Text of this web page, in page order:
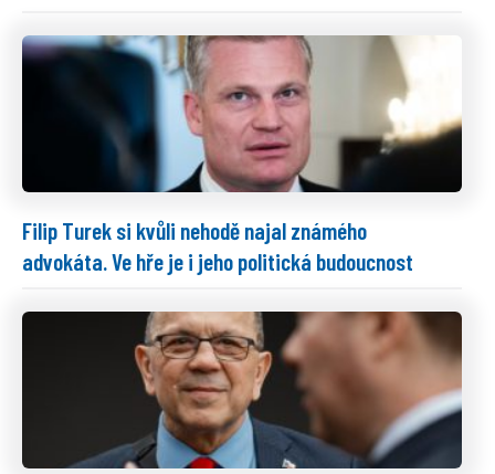
Filip Turek si kvůli nehodě najal známého
advokáta. Ve hře je i jeho politická budoucnost